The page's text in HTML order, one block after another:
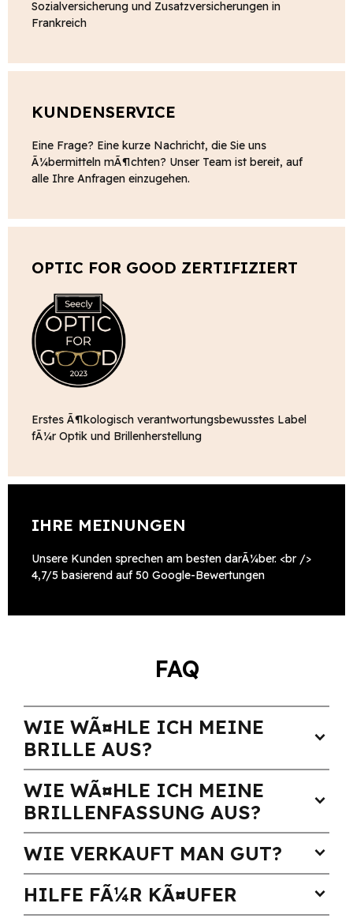
Sozialversicherung und Zusatzversicherungen in
Frankreich
KUNDENSERVICE
Eine Frage? Eine kurze Nachricht, die Sie uns
Ã¼bermitteln mÃ¶chten? Unser Team ist bereit, auf
alle Ihre Anfragen einzugehen.
OPTIC FOR GOOD ZERTIFIZIERT
Erstes Ã¶kologisch verantwortungsbewusstes Label
fÃ¼r Optik und Brillenherstellung
IHRE MEINUNGEN
Unsere Kunden sprechen am besten darÃ¼ber. <br />
4,7/5 basierend auf 50 Google-Bewertungen
FAQ
WIE WÃ¤HLE ICH MEINE
BRILLE AUS?
expand_more
WIE WÃ¤HLE ICH MEINE
BRILLENFASSUNG AUS?
expand_more
WIE VERKAUFT MAN GUT? expand_more
HILFE FÃ¼R KÃ¤UFER expand_more